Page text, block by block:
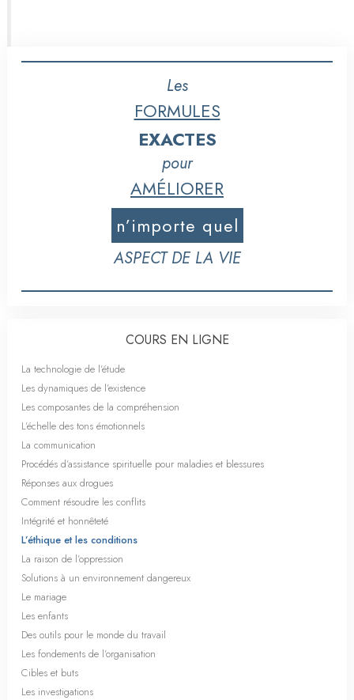
Les
FORMULES
EXACTES
pour
AMÉLIORER
n’importe quel
ASPECT DE LA VIE
COURS EN LIGNE
La technologie de l’étude
Les dynamiques de l’existence
Les composantes de la compréhension
L’échelle des tons émotionnels
La communication
Procédés d’assistance spirituelle pour maladies et blessures
Réponses aux drogues
Comment résoudre les conflits
Intégrité et honnêteté
L’éthique et les conditions
La raison de l’oppression
Solutions à un environnement dangereux
Le mariage
Les enfants
Des outils pour le monde du travail
Les fondements de l’organisation
Cibles et buts
Les investigations